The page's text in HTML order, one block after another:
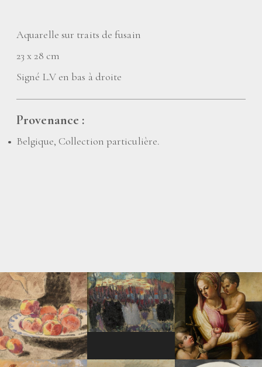
Aquarelle sur traits de fusain
23 x 28 cm
Signé L.V en bas à droite
Provenance :
Belgique, Collection particulière.